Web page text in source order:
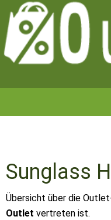
Sunglass
Übersicht über die
Outlet vertreten ist.